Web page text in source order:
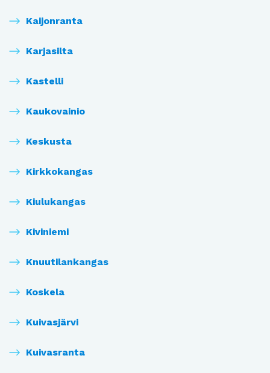
Kaijonranta
Karjasilta
Kastelli
Kaukovainio
Keskusta
Kirkkokangas
Kiulukangas
Kiviniemi
Knuutilankangas
Koskela
Kuivasjärvi
Kuivasranta